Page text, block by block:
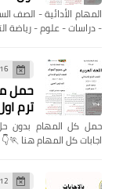
المهام الأدائية - الصف
- دراسات - علوم - رياضة
16 ديسمبر 2023
حمل
ترم
اجابات كل المهام هنا 🏃👇 https://tinyurl.com/4dv9ybx9 …
12 ديسمبر 2023